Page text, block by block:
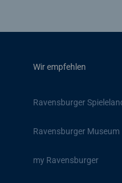
Wir empfehlen
Ravensburger
Ravensburger Museum
my Ravensburger